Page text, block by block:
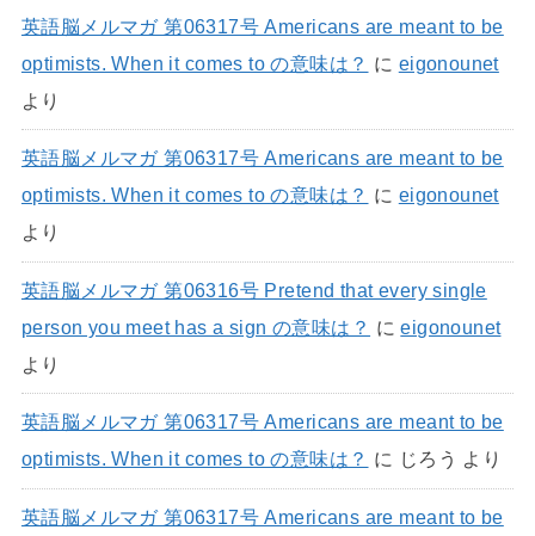
英語脳メルマガ 第06317号 Americans are meant to be
optimists. When it comes to の意味は？ に eigonounet
より
英語脳メルマガ 第06317号 Americans are meant to be
optimists. When it comes to の意味は？ に eigonounet
より
英語脳メルマガ 第06316号 Pretend that every single
person you meet has a sign の意味は？ にeigonounet
より
英語脳メルマガ 第06317号 Americans are meant to be
optimists. When it comes to の意味は？ に じろう より
英語脳メルマガ 第06317号 Americans are meant to be